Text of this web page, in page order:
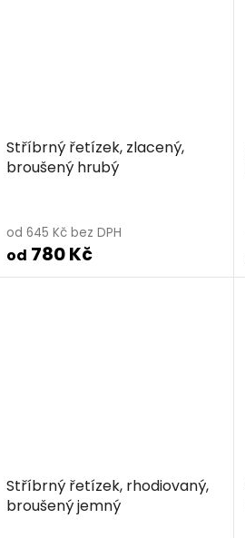
Stříbrný řetízek, zlacený,
broušený hrubý
od 645 Kč bez DPH
od 780 Kč
Stříbrný řetízek, rhodiovaný,
broušený jemný